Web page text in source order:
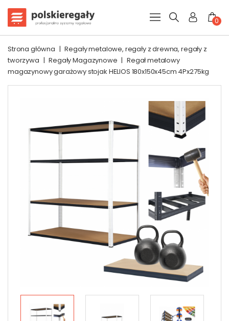
0
Strona główna | Regały metalowe, regały z drewna, regały z
tworzywa | Regały Magazynowe | Regał metalowy
magazynowy garażowy stojak HELIOS 180x150x45cm 4Px275kg